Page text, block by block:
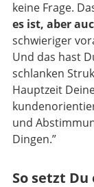
keine Frage.
es ist, aber
schwieriger
Und das hast
schlanken
Hauptzeit
und
Dingen.”
So setzt Du